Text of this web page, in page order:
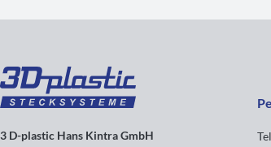
3 D-plastic Hans Kintra GmbH